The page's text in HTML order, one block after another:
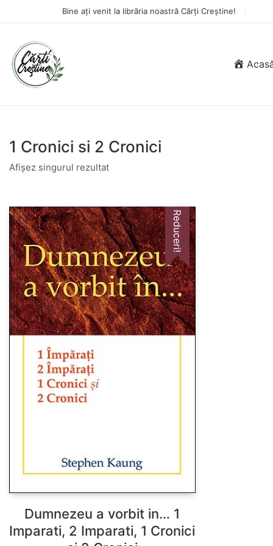
Bine ați venit la librăria noastră Cărți Creștine!
1 Cronici si 2 Cronici
Afișez singurul rezultat
Reduceri!
Dumnezeu a vorbit in… 1
Imparati, 2 Imparati, 1 Cronici